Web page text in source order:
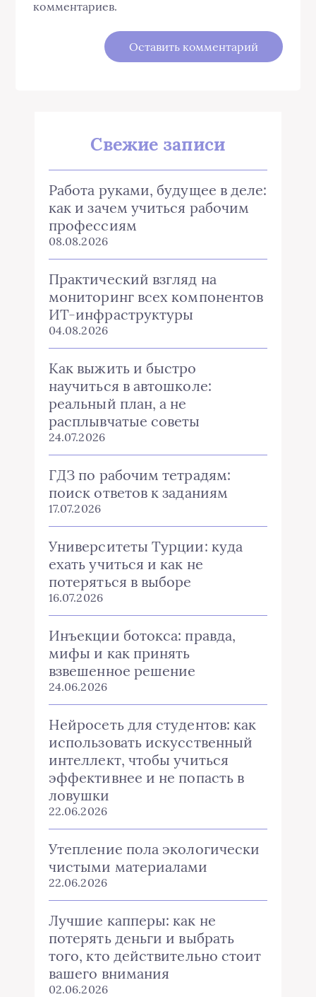
комментариев.
Свежие записи
Работа руками, будущее в деле:
как и зачем учиться рабочим
профессиям
08.08.2026
Практический взгляд на
мониторинг всех компонентов
ИТ-инфраструктуры
04.08.2026
Как выжить и быстро
научиться в автошколе:
реальный план, а не
расплывчатые советы
24.07.2026
ГДЗ по рабочим тетрадям:
поиск ответов к заданиям
17.07.2026
Университеты Турции: куда
ехать учиться и как не
потеряться в выборе
16.07.2026
Инъекции ботокса: правда,
мифы и как принять
взвешенное решение
24.06.2026
Нейросеть для студентов: как
использовать искусственный
интеллект, чтобы учиться
эффективнее и не попасть в
ловушки
22.06.2026
Утепление пола экологически
чистыми материалами
22.06.2026
Лучшие капперы: как не
потерять деньги и выбрать
того, кто действительно стоит
вашего внимания
02.06.2026